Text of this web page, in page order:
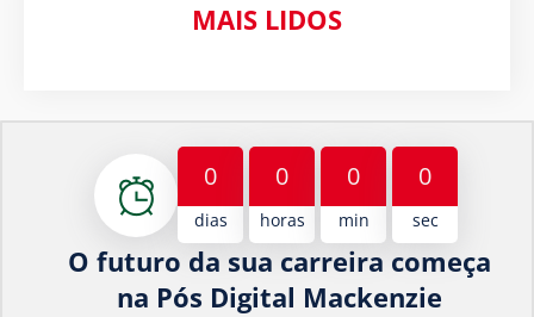
MAIS LIDOS
0
dias
0
horas
0
min
0
sec
O futuro da sua carreira começa
na Pós Digital Mackenzie